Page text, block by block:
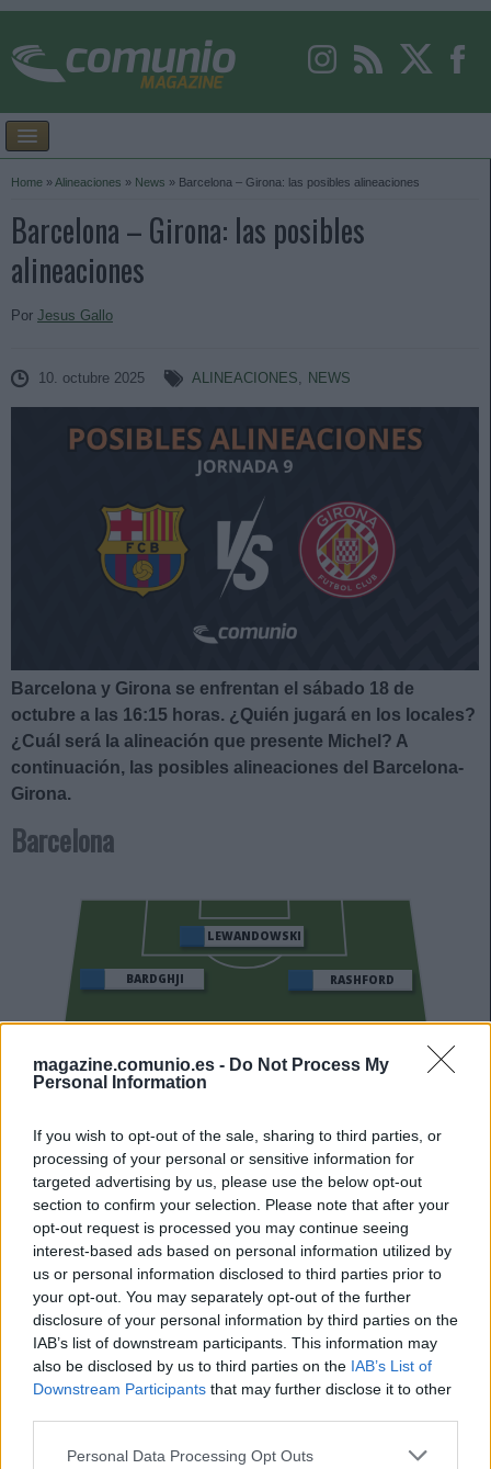
magazine.comunio.es - Do Not Process My
Personal Information
If you wish to opt-out of the sale, sharing to third parties, or
processing of your personal or sensitive information for
targeted advertising by us, please use the below opt-out
section to confirm your selection. Please note that after your
opt-out request is processed you may continue seeing
interest-based ads based on personal information utilized by
us or personal information disclosed to third parties prior to
your opt-out. You may separately opt-out of the further
disclosure of your personal information by third parties on the
IAB’s list of downstream participants. This information may
also be disclosed by us to third parties on the IAB’s List of
Downstream Participants that may further disclose it to other
Please note that this website/app uses one or more Google
Personal Data Processing Opt Outs
Home »Alineaciones » News » Barcelona – Girona: las posibles alineaciones
Barcelona – Girona: las posibles
alineaciones
Por Jesus Gallo
10. octubre 2025 ALINEACIONES, NEWS
Barcelona y Girona se enfrentan el sábado 18 de
octubre a las 16:15 horas. ¿Quién jugará en los locales?
¿Cuál será la alineación que presente Michel? A
continuación, las posibles alineaciones del Barcelona-
Girona.
Barcelona
SZCZESNY
ERIC GARCÍA
BALDE
ARAUJO
GERARD MARTÍN
GAVI DANI OLMO
LEWANDOWSKI
BARDGHJI RASHFORD